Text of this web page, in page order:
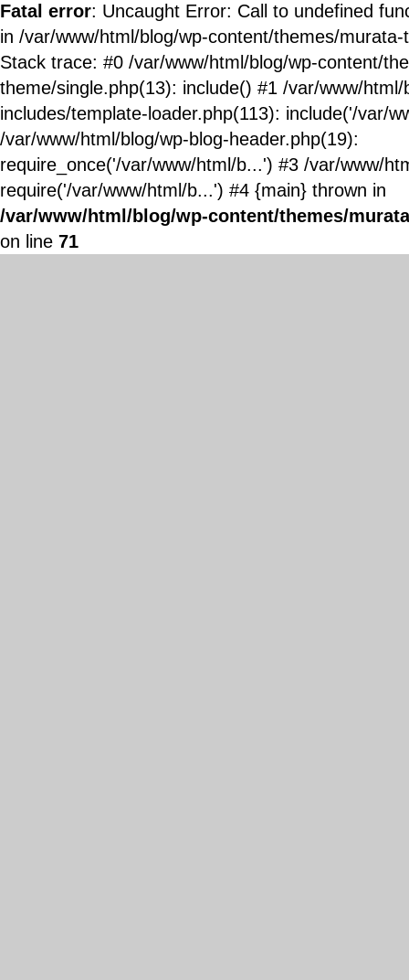
Fatal error: Uncaught Error: Call to undefined
in /var/www/html/blog/wp-content/themes/
Stack trace: #0 /var/www/html/blog/wp-content/
theme/single.php(13): include() #1 /var/www/html/
includes/template-loader.php(113): include('/var/
/var/www/html/blog/wp-blog-header.php(19):
require_once('/var/www/html/b...') #3 /var/www/
require('/var/www/html/b...') #4 {main} thrown in
/var/www/html/blog/wp-content/themes/
on line 71